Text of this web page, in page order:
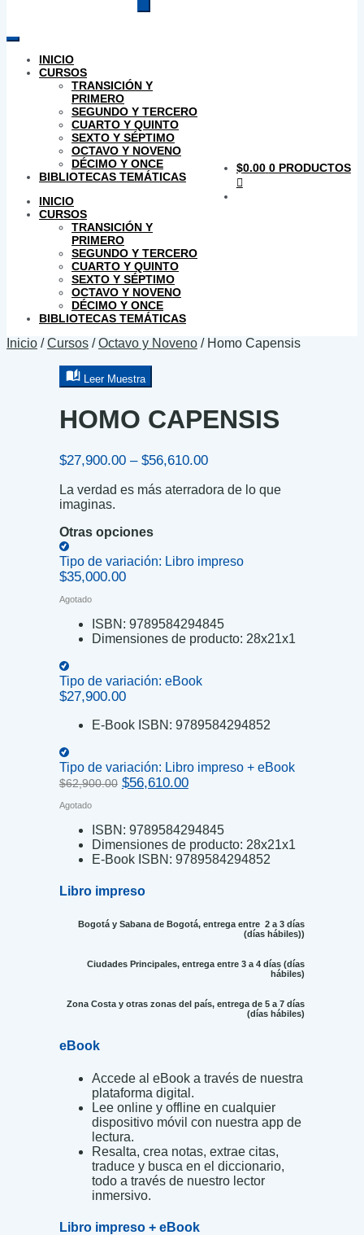
productos
INICIO
CURSOS
TRANSICIÓN Y
PRIMERO
SEGUNDO Y TERCERO
CUARTO Y QUINTO
SEXTO Y SÉPTIMO
OCTAVO Y NOVENO
DÉCIMO Y ONCE
BIBLIOTECAS TEMÁTICAS
INICIO
CURSOS
TRANSICIÓN Y
PRIMERO
SEGUNDO Y TERCERO
CUARTO Y QUINTO
SEXTO Y SÉPTIMO
OCTAVO Y NOVENO
DÉCIMO Y ONCE
BIBLIOTECAS TEMÁTICAS
$0.00 0 PRODUCTOS
Inicio /Cursos /Octavo y Noveno / Homo Capensis
Leer Muestra
HOMO CAPENSIS
$27,900.00 – $56,610.00Price
$27,900.00
La verdad es más aterradora de lo que
imaginas.
Otras opciones
Tipo de variación: Libro impreso
$35,000.00
Agotado
ISBN: 9789584294845
Dimensiones de producto: 28x21x1
Tipo de variación: eBook
$27,900.00
E-Book ISBN: 9789584294852
Tipo de variación: Libro impreso + eBook
$62,900.00 Original
$62,900.00.
$56,610.00Current
$56,610.00.
Agotado
ISBN: 9789584294845
Dimensiones de producto: 28x21x1
E-Book ISBN: 9789584294852
Libro impreso
Bogotá y Sabana de Bogotá, entrega entre 2 a 3 días
(días hábiles))
Ciudades Principales, entrega entre 3 a 4 días (días
hábiles)
Zona Costa y otras zonas del país, entrega de 5 a 7 días
(días hábiles)
eBook
Accede al eBook a través de nuestra
plataforma digital.
Lee online y offline en cualquier
dispositivo móvil con nuestra app de
lectura.
Resalta, crea notas, extrae citas,
traduce y busca en el diccionario,
todo a través de nuestro lector
inmersivo.
Libro impreso + eBook